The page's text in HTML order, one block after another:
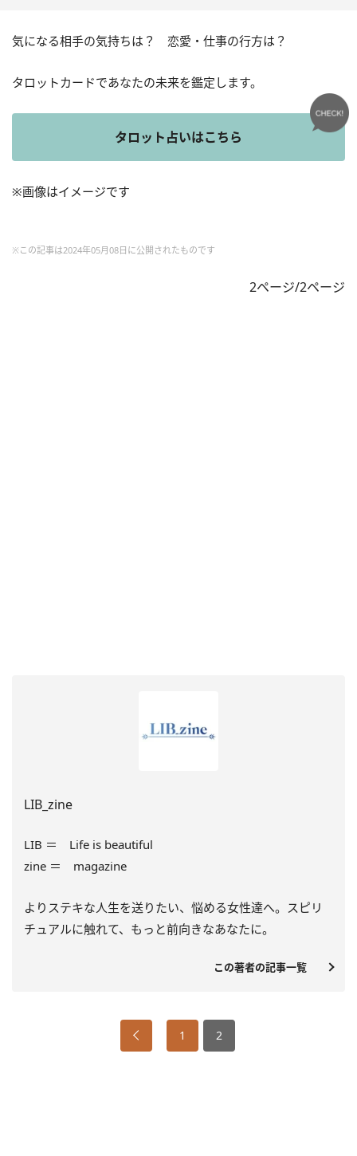
気になる相手の気持ちは？ 恋愛・仕事の行方は？
タロットカードであなたの未来を鑑定します。
タロット占いはこちら
※画像はイメージです
※この記事は2024年05月08日に公開されたものです
2ページ/2ページ
LIB_zine
LIB ＝ Life is beautiful
zine ＝ magazine
よりステキな人生を送りたい、悩める女性達へ。スピリ
チュアルに触れて、もっと前向きなあなたに。
この著者の記事一覧
1 2